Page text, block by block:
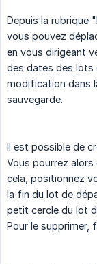
Depuis la rubrique
vous pouvez
en vous dirigeant
des dates des lots
modification dans
sauvegarde.
Il est possible de
Vous pourrez
cela, positionnez
la fin du lot de
petit cercle du lot
Pour le supprimer,